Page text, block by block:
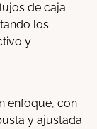
de caja
los
y
enfoque, con
y ajustada